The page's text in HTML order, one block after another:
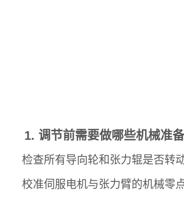
1. 调节前需要做哪些机械准备
检查所有导向轮和张力辊是否转
校准伺服电机与张力臂的机械零